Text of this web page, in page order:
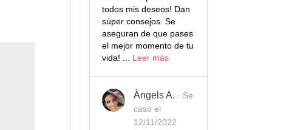
todos mis deseos! Dan
súper consejos. Se
aseguran de que pases
el mejor momento de tu
vida! ... Leer más
Àngels A. · Se
casó el
12/11/2022